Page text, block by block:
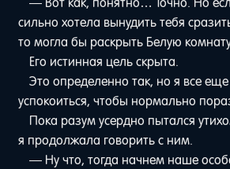
сильно хотела вынудить тебя
то могла бы раскрыть Белую
Его истинная цель скрыта.
Это определенно так, но я все
успокоиться, чтобы нормально
Пока разум усердно пытался
я продолжала говорить с ним.
— Ну что, тогда начнем наше